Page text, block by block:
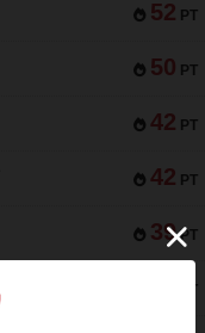
52 PT
50 PT
42 PT
42 PT
39 PT
PT